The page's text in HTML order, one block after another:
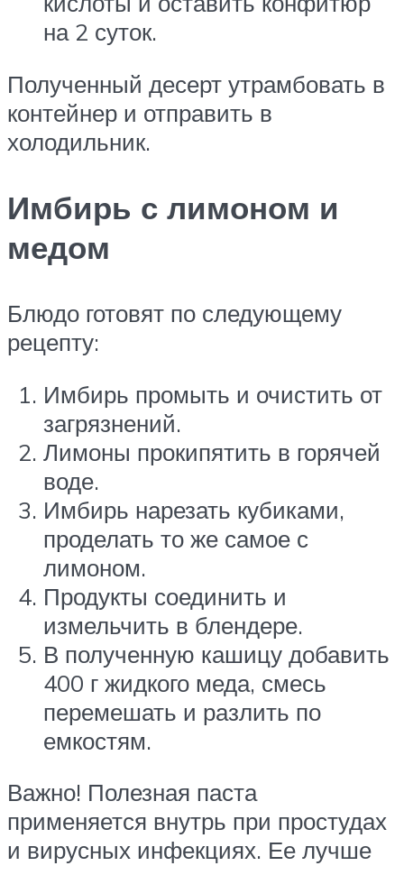
на 2 суток.
Полученный десерт утрамбовать в
контейнер и отправить в
холодильник.
Имбирь с лимоном и
медом
Блюдо готовят по следующему
рецепту:
Имбирь промыть и очистить от
загрязнений.
Лимоны прокипятить в горячей
воде.
Имбирь нарезать кубиками,
проделать то же самое с
лимоном.
Продукты соединить и
измельчить в блендере.
В полученную кашицу добавить
400 г жидкого меда, смесь
перемешать и разлить по
емкостям.
Важно! Полезная паста
применяется внутрь при простудах
и вирусных инфекциях. Ее лучше